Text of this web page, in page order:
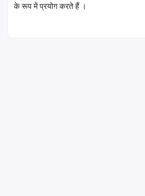
के रूप में प्रयोग करते हैं ।